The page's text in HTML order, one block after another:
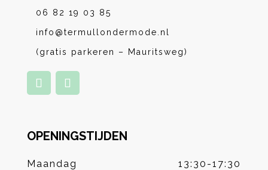
06 82 19 03 85
info@termullondermode.nl
(gratis parkeren – Mauritsweg)
OPENINGSTIJDEN
Maandag
13:30-17:30